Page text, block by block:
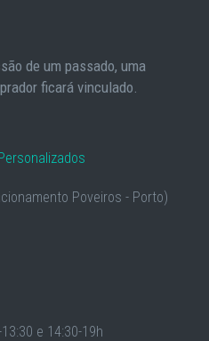
de um passado, uma
ficará vinculado.
Poveiros - Porto)
e 14:30-19h